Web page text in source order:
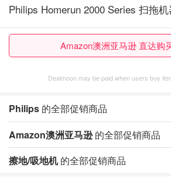
Philips Homerun 2000 Series 扫拖机
Amazon澳洲亚马逊 直达购
Dealmoon may be paid when users buy
Philips 的全部促销商品
Amazon澳洲亚马逊的全部促销商品
擦地/吸地机的全部促销商品